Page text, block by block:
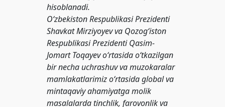
hisoblanadi.
O‘zbekiston Respublikasi Prezidenti
Shavkat Mirziyoyev va Qozog‘iston
Respublikasi Prezidenti Qasim-
Jomart Toqayev o‘rtasida o‘tkazilgan
bir necha uchrashuv va muzokaralar
mamlakatlarimiz o‘rtasida global va
mintaqaviy ahamiyatga molik
masalalarda tinchlik, farovonlik va